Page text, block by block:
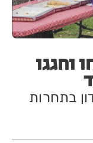
וחגגו
בתחרות